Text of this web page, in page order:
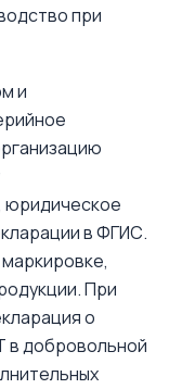
при
и
юридическое
в ФГИС.
При
о
в добровольной